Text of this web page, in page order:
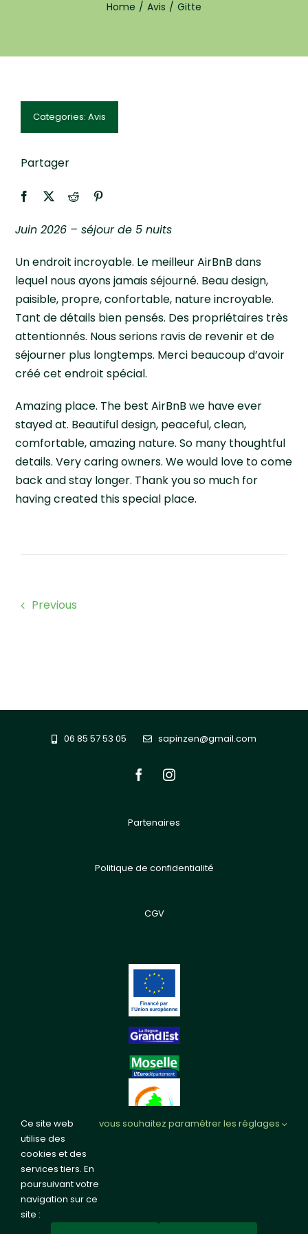
Home Avis Gitte
Categories: Avis
Partager
Juin 2026 – séjour de 5 nuits
Un endroit incroyable. Le meilleur AirBnB dans
lequel nous ayons jamais séjourné. Beau design,
paisible, propre, confortable, nature incroyable.
Tant de détails bien pensés. Des propriétaires très
attentionnés. Nous serions ravis de revenir et de
séjourner plus longtemps. Merci beaucoup d’avoir
créé cet endroit spécial.
Amazing place. The best AirBnB we have ever
stayed at. Beautiful design, peaceful, clean,
comfortable, amazing nature. So many thoughtful
details. Very caring owners. We would love to come
back and stay longer. Thank you so much for
having created this special place.
Previous
06 85 57 53 05 sapinzen@gmail.com
Partenaires
Politique de confidentialité
CGV
Ce site web
utilise des
cookies et des
services tiers. En
poursuivant votre
navigation sur ce
site :
vous souhaitez paramétrer les réglages